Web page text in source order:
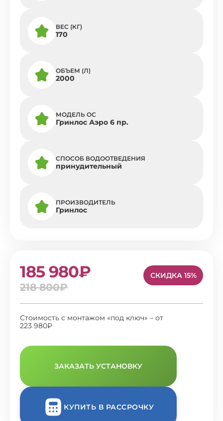
ВЕС (КГ)
170
ОБЪЕМ (Л)
2000
МОДЕЛЬ ОС
Гринлос Аэро 6 пр.
СПОСОБ ВОДООТВЕДЕНИЯ
принудительный
ПРОИЗВОДИТЕЛЬ
Гринлос
185 980₽
218 800₽
СКИДКА 15%
Стоимость с монтажом «под ключ» – от
223 980₽
ЗАКАЗАТЬ УСТАНОВКУ
КУПИТЬ В РАССРОЧКУ